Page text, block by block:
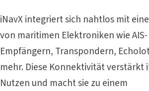
iNavX integriert sich nahtlos mit
von maritimen Elektroniken wie AIS-
Empfängern, Transpondern,
mehr. Diese Konnektivität verstärkt
Nutzen und macht sie zu einem